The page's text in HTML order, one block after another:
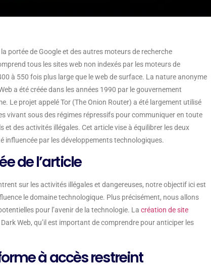
portée de Google et des autres moteurs de recherche
tous les sites web non indexés par les moteurs de
à 550 fois plus large que le web de surface. La nature anonyme
a été créée dans les années 1990 par le gouvernement
Le projet appelé Tor (The Onion Router) a été largement utilisé
vivant sous des régimes répressifs pour communiquer en toute
des activités illégales. Cet article vise à équilibrer les deux
influencée par les développements technologiques.
de l’article
sur les activités illégales et dangereuses, notre objectif ici est
le domaine technologique. Plus précisément, nous allons
pour l’avenir de la technologie. La création de site
Web, qu’il est important de comprendre pour anticiper les
à accès restreint